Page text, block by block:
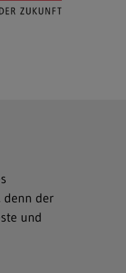
denn der
und